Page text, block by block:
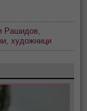
Рашидов,
,художници